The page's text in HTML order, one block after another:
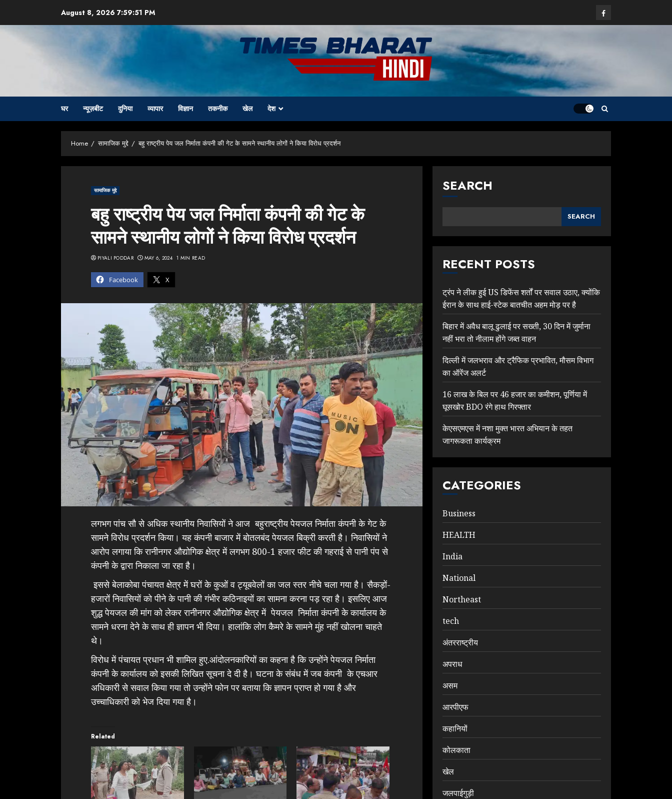
content
August 8, 2026 7:59:52 PM Facebook
घर न्यूज़बीट दुनिया व्यापार विज्ञान तकनीक खेल देश
Home सामाजिक मुद्दे बहु राष्ट्रीय पेय जल निर्माता कंपनी की गेट के सामने स्थानीय लोगों ने किया विरोध प्रदर्शन
सामाजिक मुद्दे
बहु राष्ट्रीय पेय जल निर्माता कंपनी की गेट के
सामने स्थानीय लोगों ने किया विरोध प्रदर्शन
Facebook X
PIYALI PODDAR MAY 6, 2024 1 MIN READ
लगभग पांच सौ से अधिक स्थानीय निवासियों ने आज बहुराष्ट्रीय पेयजल निर्माता कंपनी के गेट के
सामने विरोध प्रदर्शन किया। यह कंपनी बाजार में बोतलबंद पेयजल बिक्री करती है। निवासियों ने
आरोप लगाया कि रानीनगर औद्योगिक क्षेत्र में लगभग 800-1 हजार फीट की गहराई से पानी पंप से
कंपनी के द्वारा निकाला जा रहा है।
इससे बेलाकोबा पंचायत क्षेत्र में घरों के कुओं व ट्यूबवेलों का जल स्तर नीचे चला गया है। सैकड़ों-
हजारों निवासियों को पीने के पानी की गंभीर कठिनाइयों का सामना करना पड़ रहा है। इसलिए आज
शुद्ध पेयजल की मांग को लेकर रानीनगर औद्योगिक क्षेत्र में पेयजल निर्माता कंपनी के कार्यालय के
सामने धरना देने के साथ ही ज्ञापन भी दिया। हालांकि लोग कैमरे के सामने मुंह नहीं खोलना चाहते
थे।
विरोध में पंचायत प्रधान भी शामिल हुए.आंदोलनकारियों का कहना है कि उन्होंने पेयजल निर्माता
कंपनी के कार्यालय को इसकी लिखित सूचना दे दी है। घटना के संबंध में जब कंपनी के एचआर
अधिकारी से सवाल किया गया तो उन्होंने फोन पर बताया कि ज्ञापन प्राप्त हो गया है और
उच्चाधिकारी को भेज दिया गया है।
Related
SEARCH
SEARCH
RECENT POSTS
ट्रंप ने लीक हुई US डिफेंस शर्तों पर सवाल उठाए, क्योंकि
ईरान के साथ हाई-स्टेक बातचीत अहम मोड़ पर है
बिहार में अवैध बालू ढुलाई पर सख्ती, 30 दिन में जुर्माना
नहीं भरा तो नीलाम होंगे जब्त वाहन
दिल्ली में जलभराव और ट्रैफिक प्रभावित, मौसम विभाग
का ऑरेंज अलर्ट
16 लाख के बिल पर 46 हजार का कमीशन, पूर्णिया में
घूसखोर BDO रंगे हाथ गिरफ्तार
केएसएमएस में नशा मुक्त भारत अभियान के तहत
जागरूकता कार्यक्रम
CATEGORIES
Business
HEALTH
India
National
Northeast
tech
अंतरराष्ट्रीय
अपराध
असम
आरपीएफ
कहानियों
कोलकाता
खेल
जलपाईगुड़ी